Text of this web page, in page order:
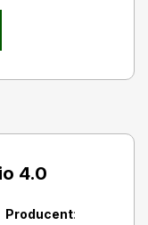
4.0
Producent: